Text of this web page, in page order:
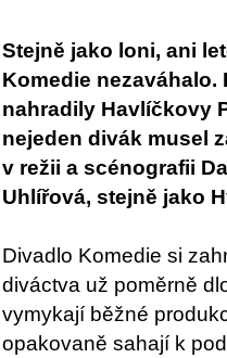
Stejně jako loni, ani
Komedie
nahradily Havlíčkovy
nejeden divák musel
v režii a scénografii
Uhlířová, stejně jako
Divadlo Komedie si
diváctva už poměrně
vymykají běžné
opakovaně sahají k